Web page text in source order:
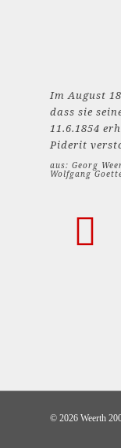
Im August
dass sie
11.6.1854
Piderit
aus: Georg
Wolfgang
© 2026 Weerth